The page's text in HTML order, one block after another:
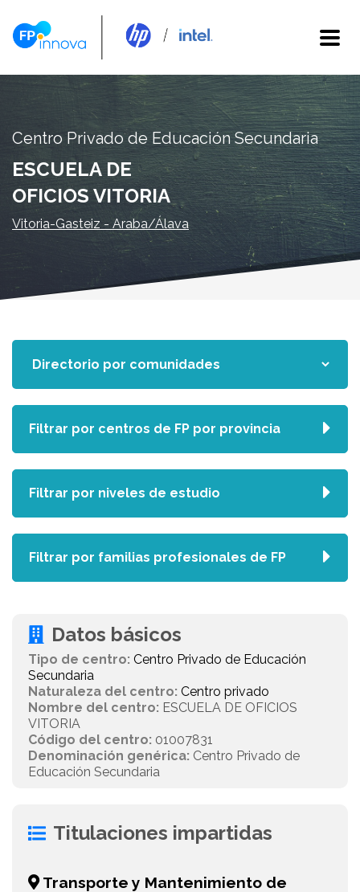
Centro Privado de Educación Secundaria
ESCUELA DE
OFICIOS VITORIA
Vitoria-Gasteiz - Araba/Álava
Datos básicos
Tipo de centro: Centro Privado de Educación
Secundaria
Naturaleza del centro: Centro privado
Nombre del centro: ESCUELA DE OFICIOS
VITORIA
Código del centro: 01007831
Denominación genérica: Centro Privado de
Educación Secundaria
Titulaciones impartidas
Transporte y Mantenimiento de
Filtrar por centros de FP por provincia
Filtrar por niveles de estudio
Filtrar por familias profesionales de FP